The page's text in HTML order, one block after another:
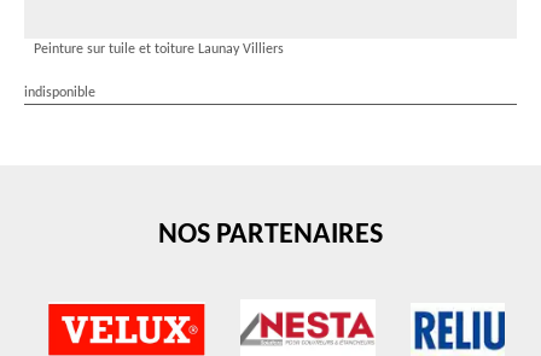
Peinture sur tuile et toiture Launay Villiers
indisponible
NOS PARTENAIRES